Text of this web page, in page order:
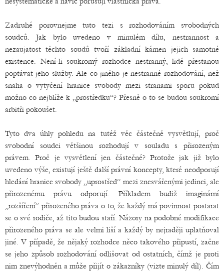
Zadruhé porovnejme tuto tezi s rozhodováním svobodných
soudců. Jak bylo uvedeno v minulém dílu, nestrannost a
nezaujatost těchto soudů tvoří základní kámen jejich samotné
existence. Není-li soukromý rozhodce nestranný, lidé přestanou
poptávat jeho služby. Ale co jiného je nestranné rozhodování, než
snaha o vytyčení hranice svobody mezi stranami sporu pokud
možno co nejblíže k „prostředku“? Přesně o to se budou soukromí
arbitři pokoušet.
Tyto dva úhly pohledu na tutéž věc částečně vysvětlují, proč
svobodní soudci většinou rozhodují v souladu s přirozeným
právem. Proč je vysvětlení jen částečné? Protože jak již bylo
uvedeno výše, existují ještě další právní koncepty, které neodporují
hledání hranice svobody „uprostřed“ mezi znesvářenými jedinci, ale
přirozenému právu odporují. Příkladem budiž imaginární
„rozšíření“ přirozeného práva o to, že každý má povinnost postarat
se o své rodiče, až tito budou staří. Názory na podobné modifikace
přirozeného práva se ale velmi liší a každý by nejraději uplatňoval
jiné. V případě, že nějaký rozhodce něco takového připustí, začne
se jeho způsob rozhodování odlišovat od ostatních, čímž je proti
nim znevýhodněn a může přijít o zákazníky (vizte minulý díl). Čím